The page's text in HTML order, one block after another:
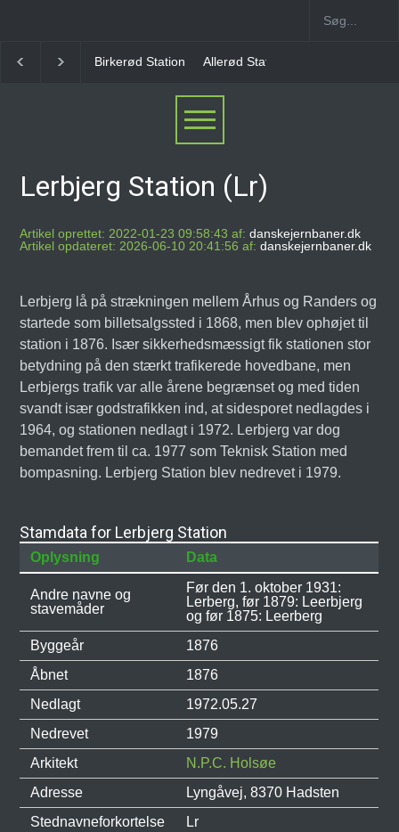
Allerød Station Favrholm Station
Lerbjerg Station (Lr)
Artikel oprettet: 2022-01-23 09:58:43 af: danskejernbaner.dk
Artikel opdateret: 2026-06-10 20:41:56 af: danskejernbaner.dk
Lerbjerg lå på strækningen mellem Århus og Randers og
startede som billetsalgssted i 1868, men blev ophøjet til
station i 1876. Især sikkerhedsmæssigt fik stationen stor
betydning på den stærkt trafikerede hovedbane, men
Lerbjergs trafik var alle årene begrænset og med tiden
svandt især godstrafikken ind, at sidesporet nedlagdes i
1964, og stationen nedlagt i 1972. Lerbjerg var dog
bemandet frem til ca. 1977 som Teknisk Station med
bompasning. Lerbjerg Station blev nedrevet i 1979.
Stamdata for Lerbjerg Station
Oplysning Data
Andre navne og
stavemåder
Før den 1. oktober 1931:
Lerberg, før 1879: Leerbjerg
og før 1875: Leerberg
Byggeår
1876
Åbnet
1876
Nedlagt
1972.05.27
Nedrevet
1979
Arkitekt
N.P.C. Holsøe
Adresse
Lyngåvej, 8370 Hadsten
Stednavneforkortelse
Lr